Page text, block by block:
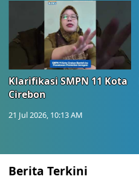
Klarifikasi SMPN 11 Kota
Cirebon
21 Jul 2026, 10:13 AM
Berita Terkini